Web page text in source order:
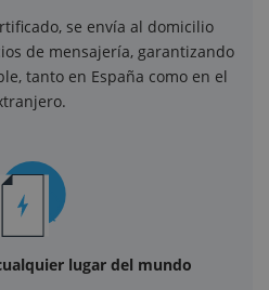
se envía al domicilio
de mensajería, garantizando
tanto en España como en el
lugar del mundo